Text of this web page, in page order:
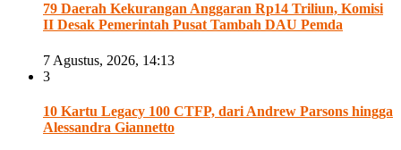
79 Daerah Kekurangan Anggaran Rp14 Triliun, Komisi
II Desak Pemerintah Pusat Tambah DAU Pemda
7 Agustus, 2026, 14:13
3
10 Kartu Legacy 100 CTFP, dari Andrew Parsons hingga
Alessandra Giannetto